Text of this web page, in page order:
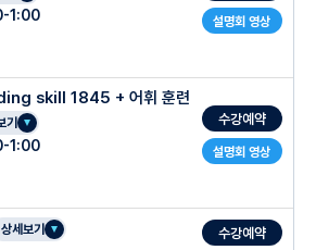
설명회 영상
1:00
설명회 영상
skill 1845 + 어휘 훈련
기
1:00
수강예약
상세보기 수강예약